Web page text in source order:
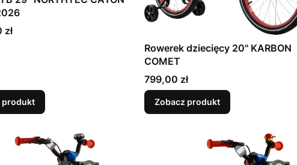
produkt
Rowerek dziecięcy 20" KARBON
COMET
Cena
799,00 zł
Zobacz produkt